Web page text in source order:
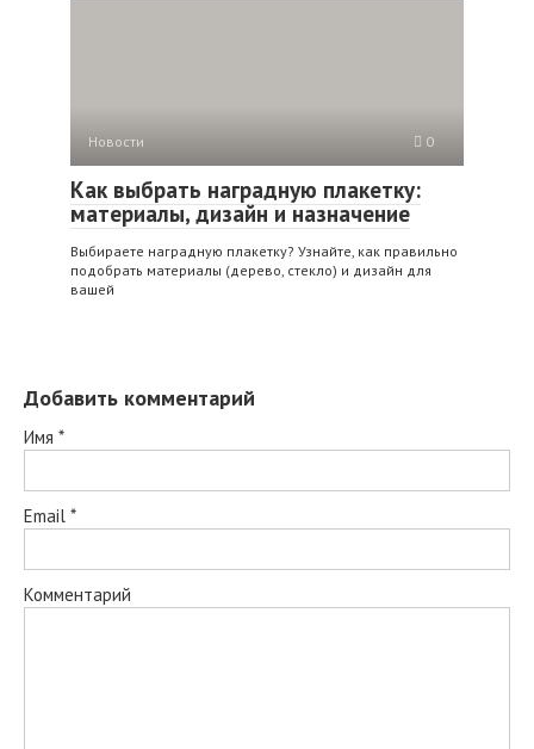
Новости 0
Как выбрать наградную плакетку:
материалы, дизайн и назначение
Выбираете наградную плакетку? Узнайте, как правильно
подобрать материалы (дерево, стекло) и дизайн для
вашей
Добавить комментарий
Имя *
Email *
Комментарий